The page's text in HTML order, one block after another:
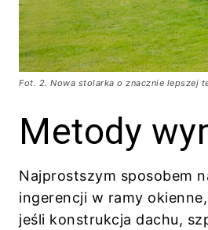
Fot. 2. Nowa stolarka o znacznie lepszej
Metody
Najprostszym sposobem
ingerencji w ramy
jeśli konstrukcja dachu,